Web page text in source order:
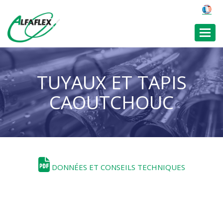
TUYAUX ET TAPIS
CAOUTCHOUC
DONNÉES ET CONSEILS TECHNIQUES